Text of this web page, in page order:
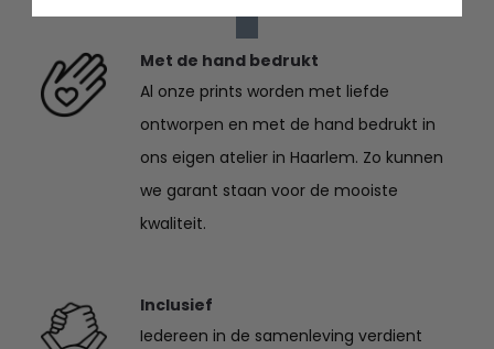
Met de hand bedrukt
Al onze prints worden met liefde
ontworpen en met de hand bedrukt in
ons eigen atelier in Haarlem. Zo kunnen
we garant staan voor de mooiste
kwaliteit.
Inclusief
Iedereen in de samenleving verdient